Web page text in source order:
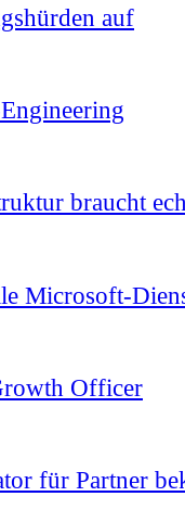
auf
braucht
Microsoft-
Officer
für Partner